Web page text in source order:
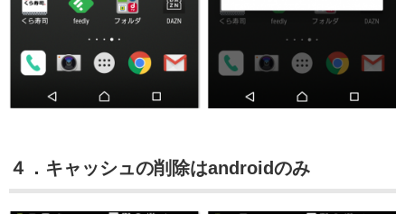
４．キャッシュの削除はandroidのみ